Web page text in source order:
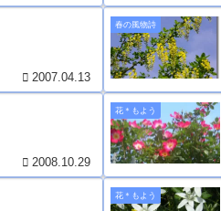
2007.04.13
春の風物詩
2008.10.29
花＊もよう
花＊もよう